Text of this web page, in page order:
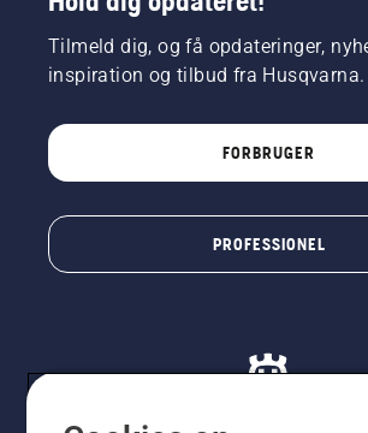
Tilmeld dig, og få opdateringer,
inspiration og tilbud fra Husqvarna.
FORBRUGER
PROFESSIONEL